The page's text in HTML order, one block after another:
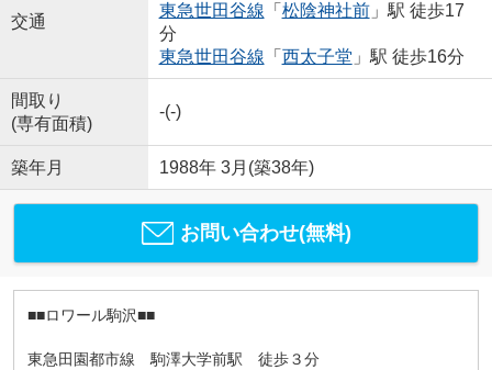
交通
東急世田谷線 「 松陰神社前」駅 徒歩17
分
東急世田谷線 「 西太子堂 」駅 徒歩16分
間取り
(専有面積)
-(-)
築年月 1988年 3月(築38年)
お問い合わせ(無料)
■■ロワール駒沢■■
東急田園都市線 駒澤大学前駅 徒歩３分